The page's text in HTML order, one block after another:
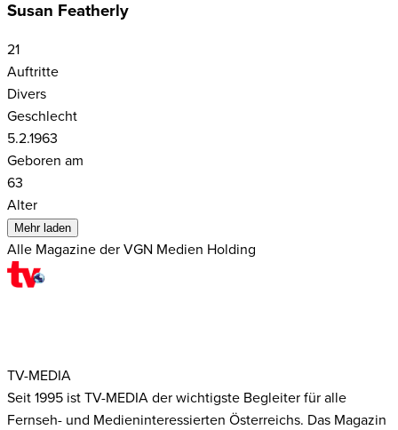
Susan Featherly
21
Auftritte
Divers
Geschlecht
5.2.1963
Geboren am
63
Alter
Mehr laden
Alle Magazine der VGN Medien Holding
TV-MEDIA
Seit 1995 ist TV-MEDIA der wichtigste Begleiter für alle
Fernseh- und Medieninteressierten Österreichs. Das Magazin